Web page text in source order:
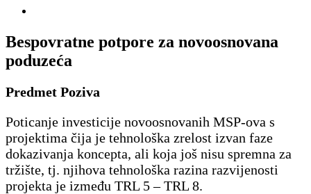
Bespovratne potpore za novoosnovana
poduzeća
Predmet Poziva
Poticanje investicije novoosnovanih MSP-ova s
projektima čija je tehnološka zrelost izvan faze
dokazivanja koncepta, ali koja još nisu spremna za
tržište, tj. njihova tehnološka razina razvijenosti
projekta je između TRL 5 – TRL 8.